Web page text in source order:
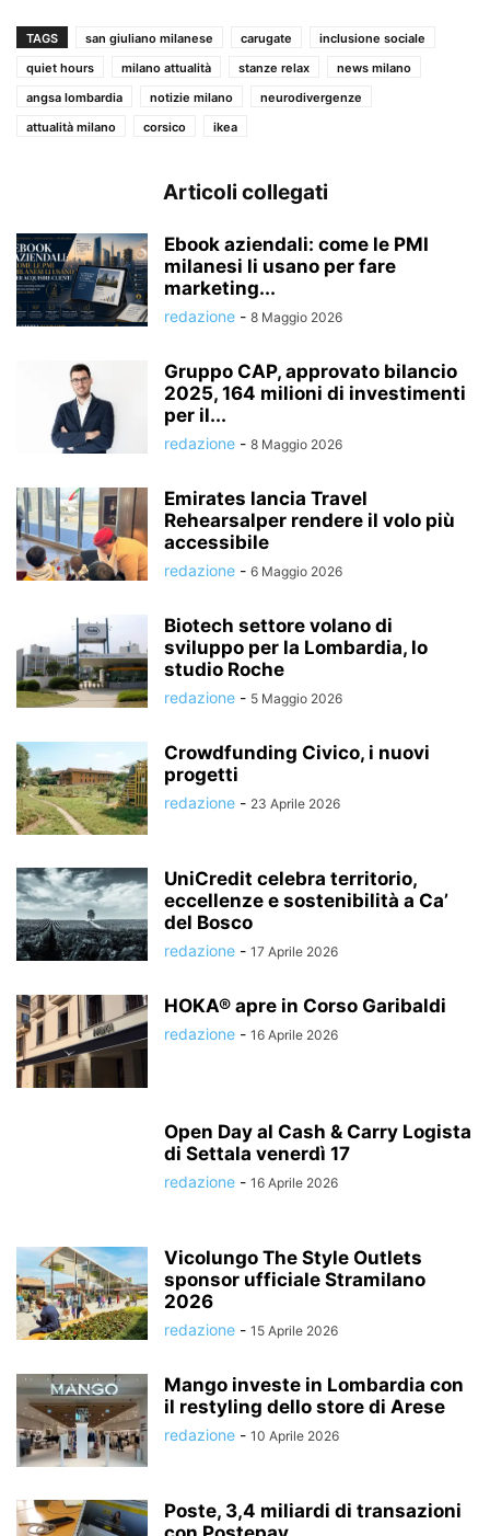
TAGS san giuliano milanese carugate
inclusione sociale
quiet hours
milano attualità stanze relax
news milano
angsa lombardia
notizie milano
neurodivergenze
attualità milano
corsico ikea
Articoli collegati
Ebook aziendali: come le PMI
milanesi li usano per fare
marketing...
redazione - 8 Maggio 2026
Gruppo CAP, approvato bilancio
2025, 164 milioni di investimenti
per il...
redazione - 8 Maggio 2026
Emirates lancia Travel
Rehearsalper rendere il volo più
accessibile
redazione - 6 Maggio 2026
Biotech settore volano di
sviluppo per la Lombardia, lo
studio Roche
redazione - 5 Maggio 2026
Crowdfunding Civico, i nuovi
progetti
redazione - 23 Aprile 2026
UniCredit celebra territorio,
eccellenze e sostenibilità a Ca’
del Bosco
redazione - 17 Aprile 2026
HOKA® apre in Corso Garibaldi
redazione - 16 Aprile 2026
Open Day al Cash & Carry Logista
di Settala venerdì 17
redazione - 16 Aprile 2026
Vicolungo The Style Outlets
sponsor ufficiale Stramilano
2026
redazione - 15 Aprile 2026
Mango investe in Lombardia con
il restyling dello store di Arese
redazione - 10 Aprile 2026
Poste, 3,4 miliardi di transazioni